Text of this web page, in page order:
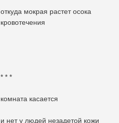
откуда мокрая растет осока
кровотечения
* * *
комната касается
и нет у людей незадетой кожи